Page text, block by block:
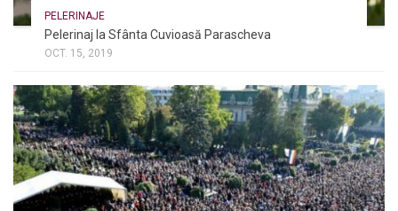
PELERINAJE
Pelerinaj la Sfânta Cuvioasă Parascheva
OCT. 15, 2019